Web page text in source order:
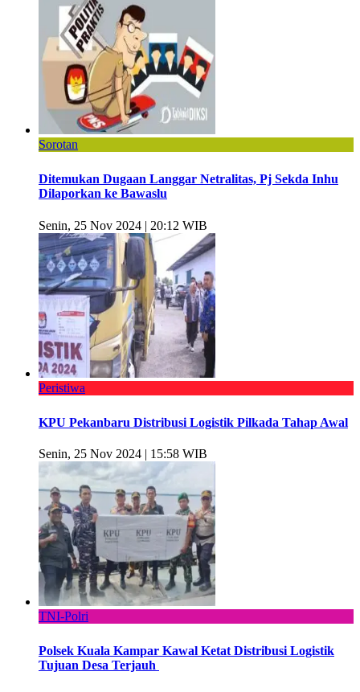
Sorotan
Ditemukan Dugaan Langgar Netralitas, Pj Sekda Inhu
Dilaporkan ke Bawaslu
Senin, 25 Nov 2024 | 20:12 WIB
Peristiwa
KPU Pekanbaru Distribusi Logistik Pilkada Tahap Awal
Senin, 25 Nov 2024 | 15:58 WIB
TNI-Polri
Polsek Kuala Kampar Kawal Ketat Distribusi Logistik
Tujuan Desa Terjauh